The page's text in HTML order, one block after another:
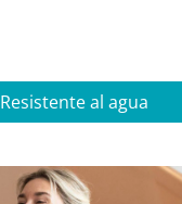
Resistente al agua